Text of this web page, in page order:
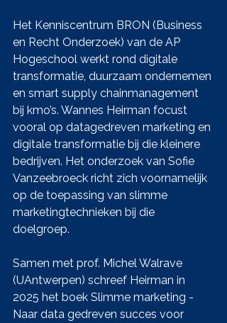
Het Kenniscentrum BRON (Business
en Recht Onderzoek) van de AP
Hogeschool werkt rond digitale
transformatie, duurzaam ondernemen
en smart supply chainmanagement
bij kmo’s. Wannes Heirman focust
vooral op datagedreven marketing en
digitale transformatie bij die kleinere
bedrijven. Het onderzoek van Sofie
Vanzeebroeck richt zich voornamelijk
op de toepassing van slimme
marketingtechnieken bij die
doelgroep.
Samen met prof. Michel Walrave
(UAntwerpen) schreef Heirman in
2025 het boek Slimme marketing -
Naar data gedreven succes voor